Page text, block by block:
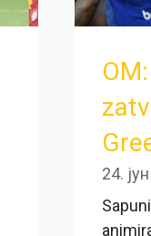
24.